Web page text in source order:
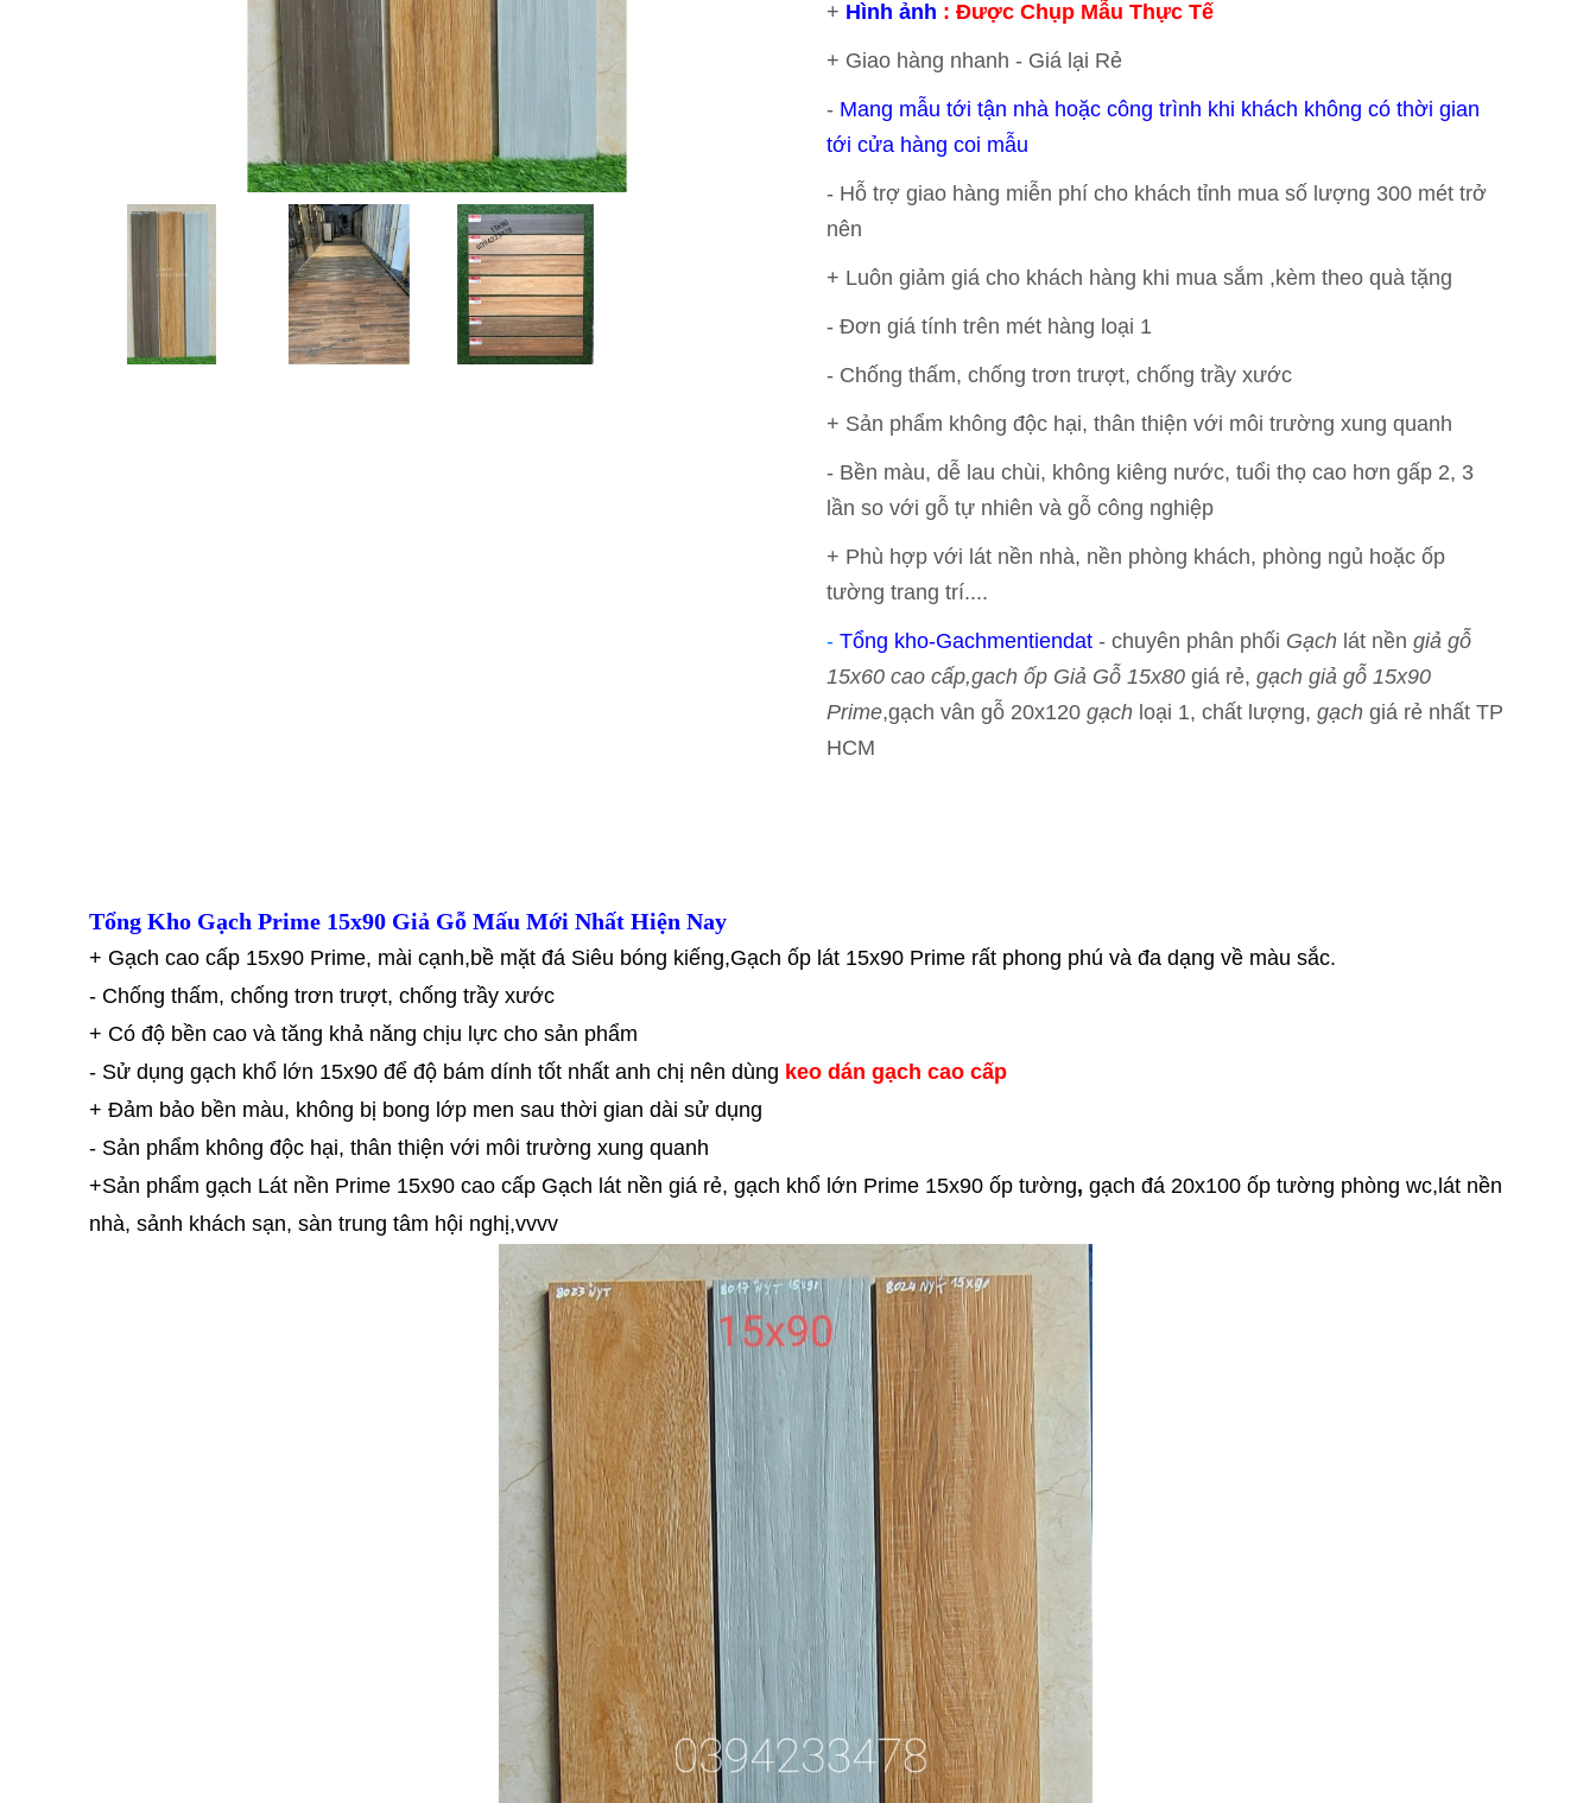
+ Hình ảnh : Được Chụp Mẫu Thực Tế
+ Giao hàng nhanh - Giá lại Rẻ
- Mang mẫu tới tận nhà hoặc công trình khi khách không có thời gian
tới cửa hàng coi mẫu
- Hỗ trợ giao hàng miễn phí cho khách tỉnh mua số lượng 300 mét trở
nên
+ Luôn giảm giá cho khách hàng khi mua sắm ,kèm theo quà tặng
- Đơn giá tính trên mét hàng loại 1
- Chống thấm, chống trơn trượt, chống trầy xước
+ Sản phẩm không độc hại, thân thiện với môi trường xung quanh
- Bền màu, dễ lau chùi, không kiêng nước, tuổi thọ cao hơn gấp 2, 3
lần so với gỗ tự nhiên và gỗ công nghiệp
+ Phù hợp với lát nền nhà, nền phòng khách, phòng ngủ hoặc ốp
tường trang trí....
- Tổng kho-Gachmentiendat- chuyên phân phối Gạchlát nền giả gỗ
15x60 cao cấp,gach ốp Giả Gỗ 15x80giá rẻ, gạch giả gỗ 15x90
Prime,gạch vân gỗ 20x120 gạchloại 1, chất lượng, gạchgiá rẻ nhất TP
HCM
Tổng Kho Gạch Prime 15x90 Giả Gỗ Mấu Mới Nhất Hiện Nay
+ Gạch cao cấp 15x90 Prime, mài cạnh,bề mặt đá Siêu bóng kiếng,Gạch ốp lát 15x90 Prime rất phong phú và đa dạng về màu sắc.
- Chống thấm, chống trơn trượt, chống trầy xước
+ Có độ bền cao và tăng khả năng chịu lực cho sản phẩm
- Sử dụng gạch khổ lớn 15x90 để độ bám dính tốt nhất anh chị nên dùng keo dán gạch cao cấp
+ Đảm bảo bền màu, không bị bong lớp men sau thời gian dài sử dụng
- Sản phẩm không độc hại, thân thiện với môi trường xung quanh
+Sản phẩm gạch Lát nền Prime 15x90 cao cấp Gạch lát nền giá rẻ, gạch khổ lớn Prime 15x90 ốp tường, gạch đá 20x100 ốp tường phòng wc,lát nền
nhà, sảnh khách sạn, sàn trung tâm hội nghị,vvvv